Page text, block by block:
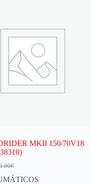
MKII 150/70V18
€